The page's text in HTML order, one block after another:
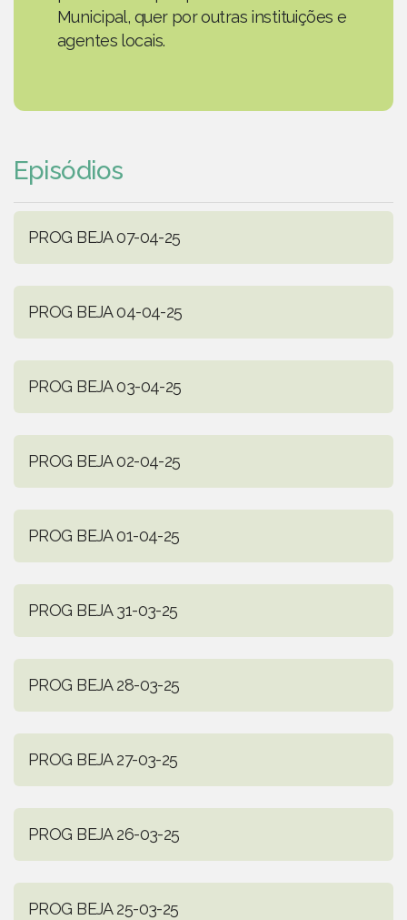
Municipal, quer por outras instituições e
agentes locais.
Episódios
PROG BEJA 07-04-25
PROG BEJA 04-04-25
PROG BEJA 03-04-25
PROG BEJA 02-04-25
PROG BEJA 01-04-25
PROG BEJA 31-03-25
PROG BEJA 28-03-25
PROG BEJA 27-03-25
PROG BEJA 26-03-25
PROG BEJA 25-03-25